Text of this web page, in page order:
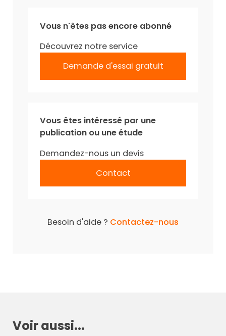
Vous n'êtes pas encore abonné
Découvrez notre service
Demande d'essai gratuit
Vous êtes intéressé par une
publication ou une étude
Demandez-nous un devis
Contact
Besoin d'aide ? Contactez-nous
Voir aussi...